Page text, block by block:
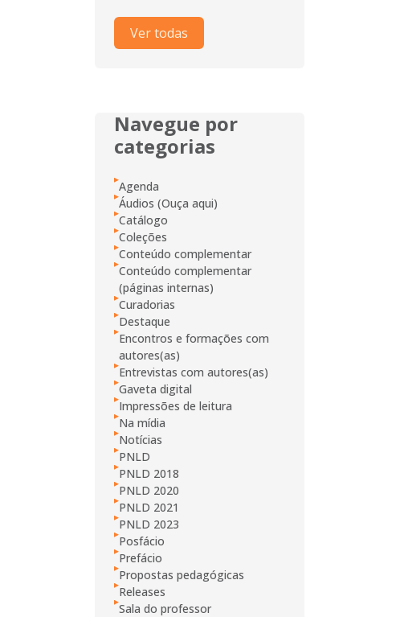
Ver todas
Navegue por
categorias
Agenda
Áudios (Ouça aqui)
Catálogo
Coleções
Conteúdo complementar
Conteúdo complementar
(páginas internas)
Curadorias
Destaque
Encontros e formações com
autores(as)
Entrevistas com autores(as)
Gaveta digital
Impressões de leitura
Na mídia
Notícias
PNLD
PNLD 2018
PNLD 2020
PNLD 2021
PNLD 2023
Posfácio
Prefácio
Propostas pedagógicas
Releases
Sala do professor